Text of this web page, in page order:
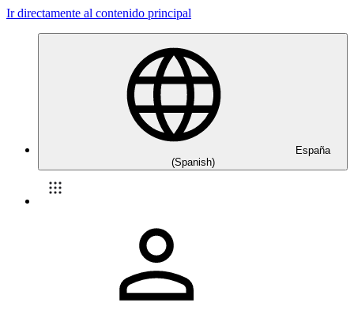
Ir directamente al contenido principal
España
(Spanish)